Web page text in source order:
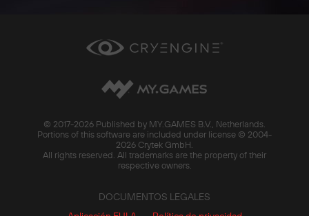
© 2017-2026 Published by MY.GAMES B.V., Netherlands.
Portions of this software are included under license © 2004-
2026 Crytek GmbH.
All rights reserved. All trademarks are the property of their
respective owners.
DOCUMENTOS LEGALES